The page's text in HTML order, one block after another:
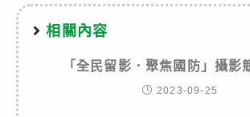
相關內容
「全民留影．聚焦國防」攝影
2023-09-25